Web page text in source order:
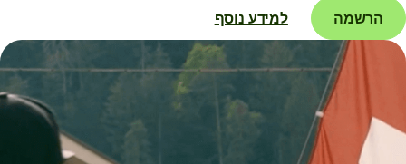
הרשמה למידע נוסף